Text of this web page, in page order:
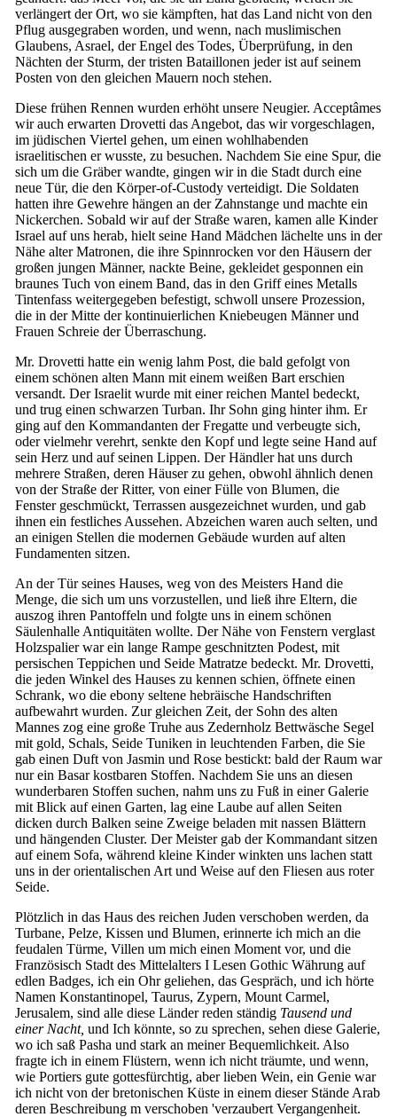
verlängert der Ort, wo sie kämpften, hat das Land nicht von den
Pflug ausgegraben worden, und wenn, nach muslimischen
Glaubens, Asrael, der Engel des Todes, Überprüfung, in den
Nächten der Sturm, der tristen Bataillonen jeder ist auf seinem
Posten von den gleichen Mauern noch stehen.
Diese frühen Rennen wurden erhöht unsere Neugier. Acceptâmes
wir auch erwarten Drovetti das Angebot, das wir vorgeschlagen,
im jüdischen Viertel gehen, um einen wohlhabenden
israelitischen er wusste, zu besuchen. Nachdem Sie eine Spur, die
sich um die Gräber wandte, gingen wir in die Stadt durch eine
neue Tür, die den Körper-of-Custody verteidigt. Die Soldaten
hatten ihre Gewehre hängen an der Zahnstange und machte ein
Nickerchen. Sobald wir auf der Straße waren, kamen alle Kinder
Israel auf uns herab, hielt seine Hand Mädchen lächelte uns in der
Nähe alter Matronen, die ihre Spinnrocken vor den Häusern der
großen jungen Männer, nackte Beine, gekleidet gesponnen ein
braunes Tuch von einem Band, das in den Griff eines Metalls
Tintenfass weitergegeben befestigt, schwoll unsere Prozession,
die in der Mitte der kontinuierlichen Kniebeugen Männer und
Frauen Schreie der Überraschung.
Mr. Drovetti hatte ein wenig lahm Post, die bald gefolgt von
einem schönen alten Mann mit einem weißen Bart erschien
versandt. Der Israelit wurde mit einer reichen Mantel bedeckt,
und trug einen schwarzen Turban. Ihr Sohn ging hinter ihm. Er
ging auf den Kommandanten der Fregatte und verbeugte sich,
oder vielmehr verehrt, senkte den Kopf und legte seine Hand auf
sein Herz und auf seinen Lippen. Der Händler hat uns durch
mehrere Straßen, deren Häuser zu gehen, obwohl ähnlich denen
von der Straße der Ritter, von einer Fülle von Blumen, die
Fenster geschmückt, Terrassen ausgezeichnet wurden, und gab
ihnen ein festliches Aussehen. Abzeichen waren auch selten, und
an einigen Stellen die modernen Gebäude wurden auf alten
Fundamenten sitzen.
An der Tür seines Hauses, weg von des Meisters Hand die
Menge, die sich um uns vorzustellen, und ließ ihre Eltern, die
auszog ihren Pantoffeln und folgte uns in einem schönen
Säulenhalle Antiquitäten wollte. Der Nähe von Fenstern verglast
Holzspalier war ein lange Rampe geschnitzten Podest, mit
persischen Teppichen und Seide Matratze bedeckt. Mr. Drovetti,
die jeden Winkel des Hauses zu kennen schien, öffnete einen
Schrank, wo die ebony seltene hebräische Handschriften
aufbewahrt wurden. Zur gleichen Zeit, der Sohn des alten
Mannes zog eine große Truhe aus Zedernholz Bettwäsche Segel
mit gold, Schals, Seide Tuniken in leuchtenden Farben, die Sie
gab einen Duft von Jasmin und Rose bestickt: bald der Raum war
nur ein Basar kostbaren Stoffen. Nachdem Sie uns an diesen
wunderbaren Stoffen suchen, nahm uns zu Fuß in einer Galerie
mit Blick auf einen Garten, lag eine Laube auf allen Seiten
dicken durch Balken seine Zweige beladen mit nassen Blättern
und hängenden Cluster. Der Meister gab der Kommandant sitzen
auf einem Sofa, während kleine Kinder winkten uns lachen statt
uns in der orientalischen Art und Weise auf den Fliesen aus roter
Seide.
Plötzlich in das Haus des reichen Juden verschoben werden, da
Turbane, Pelze, Kissen und Blumen, erinnerte ich mich an die
feudalen Türme, Villen um mich einen Moment vor, und die
Französisch Stadt des Mittelalters I Lesen Gothic Währung auf
edlen Badges, ich ein Ohr geliehen, das Gespräch, und ich hörte
Namen Konstantinopel, Taurus, Zypern, Mount Carmel,
Jerusalem, sind alle diese Länder reden ständig Tausend und
einer Nacht, und Ich könnte, so zu sprechen, sehen diese Galerie,
wo ich saß Pasha und stark an meiner Bequemlichkeit. Also
fragte ich in einem Flüstern, wenn ich nicht träumte, und wenn,
wie Portiers gute gottesfürchtig, aber lieben Wein, ein Genie war
ich nicht von der bretonischen Küste in einem dieser Stände Arab
deren Beschreibung m verschoben 'verzaubert Vergangenheit.